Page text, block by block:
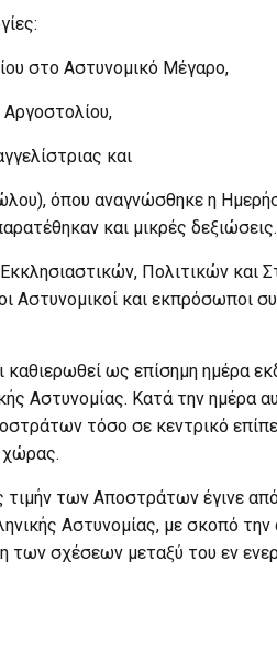
στο Αστυνομικό Μέγαρο,
και
όπου αναγνώσθηκε η
και μικρές δεξιώσεις.
Πολιτικών και
και εκπρόσωποι
ως επίσημη ημέρα
Αστυνομίας. Κατά την ημέρα
τόσο σε κεντρικό
χώρας.
των Αποστράτων έγινε
Αστυνομίας, με σκοπό
σχέσεων μεταξύ του εν